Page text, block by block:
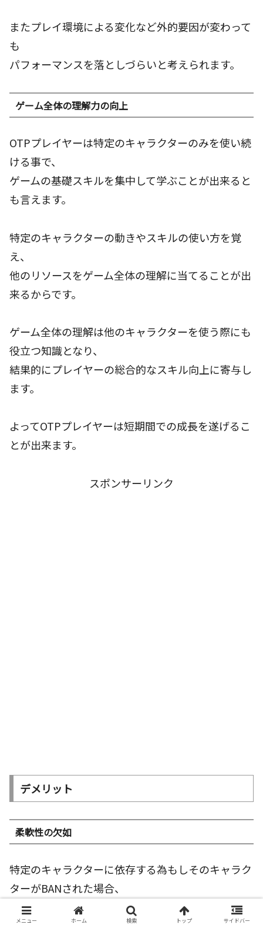
またプレイ環境による変化など外的要因が変わって
も
パフォーマンスを落としづらいと考えられます。
ゲーム全体の理解力の向上
OTPプレイヤーは特定のキャラクターのみを使い続
ける事で、
ゲームの基礎スキルを集中して学ぶことが出来ると
も言えます。
特定のキャラクターの動きやスキルの使い方を覚
え、
他のリソースをゲーム全体の理解に当てることが出
来るからです。
ゲーム全体の理解は他のキャラクターを使う際にも
役立つ知識となり、
結果的にプレイヤーの総合的なスキル向上に寄与し
ます。
よってOTPプレイヤーは短期間での成長を遂げるこ
とが出来ます。
スポンサーリンク
デメリット
柔軟性の欠如
特定のキャラクターに依存する為もしそのキャラク
ターがBANされた場合、
プレイヤーは急遽他のキャラクターに切り替えなけ
メニュー ホーム 検索 トップ サイドバー